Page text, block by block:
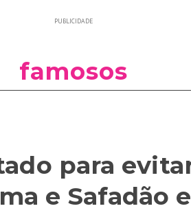
PUBLICIDADE
famosos
para
e Safadão